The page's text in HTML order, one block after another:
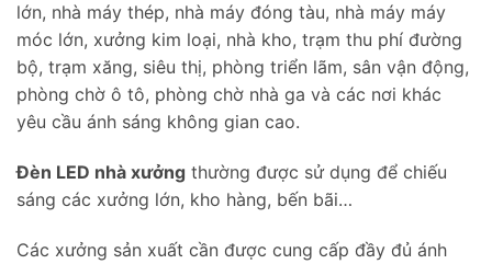
lớn, nhà máy thép, nhà máy đóng tàu, nhà máy máy
móc lớn, xưởng kim loại, nhà kho, trạm thu phí đường
bộ, trạm xăng, siêu thị, phòng triển lãm, sân vận động,
phòng chờ ô tô, phòng chờ nhà ga và các nơi khác
yêu cầu ánh sáng không gian cao.
Đèn LED nhà xưởng thường được sử dụng để chiếu
sáng các xưởng lớn, kho hàng, bến bãi…
Các xưởng sản xuất cần được cung cấp đầy đủ ánh